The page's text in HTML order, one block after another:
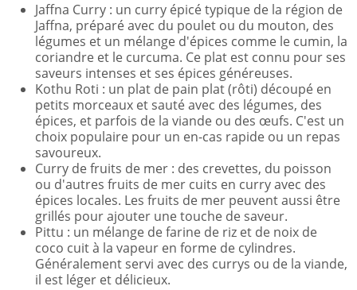
Jaffna Curry : un curry épicé typique de la région de
Jaffna, préparé avec du poulet ou du mouton, des
légumes et un mélange d'épices comme le cumin, la
coriandre et le curcuma. Ce plat est connu pour ses
saveurs intenses et ses épices généreuses.
Kothu Roti : un plat de pain plat (rôti) découpé en
petits morceaux et sauté avec des légumes, des
épices, et parfois de la viande ou des œufs. C'est un
choix populaire pour un en-cas rapide ou un repas
savoureux.
Curry de fruits de mer : des crevettes, du poisson
ou d'autres fruits de mer cuits en curry avec des
épices locales. Les fruits de mer peuvent aussi être
grillés pour ajouter une touche de saveur.
Pittu : un mélange de farine de riz et de noix de
coco cuit à la vapeur en forme de cylindres.
Généralement servi avec des currys ou de la viande,
il est léger et délicieux.